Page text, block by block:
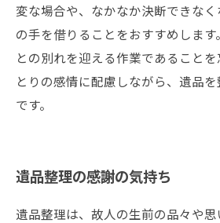
変な場合や、なかなか決断できな
の手を借りることをおすすめします
との別れを迎える作業であること
とりの感情に配慮しながら、遺品
です。
遺品整理の感謝の気持ち
遺品整理は、故人の生前の品々や思